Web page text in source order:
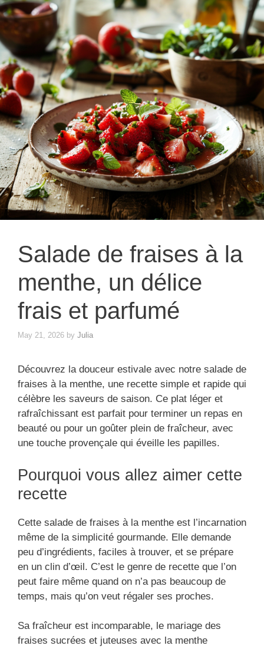
Salade de fraises à la
menthe, un délice
frais et parfumé
May 21, 2026 by Julia
Découvrez la douceur estivale avec notre salade de
fraises à la menthe, une recette simple et rapide qui
célèbre les saveurs de saison. Ce plat léger et
rafraîchissant est parfait pour terminer un repas en
beauté ou pour un goûter plein de fraîcheur, avec
une touche provençale qui éveille les papilles.
Pourquoi vous allez aimer cette
recette
Cette salade de fraises à la menthe est l’incarnation
même de la simplicité gourmande. Elle demande
peu d’ingrédients, faciles à trouver, et se prépare
en un clin d’œil. C’est le genre de recette que l’on
peut faire même quand on n’a pas beaucoup de
temps, mais qu’on veut régaler ses proches.
Sa fraîcheur est incomparable, le mariage des
fraises sucrées et juteuses avec la menthe